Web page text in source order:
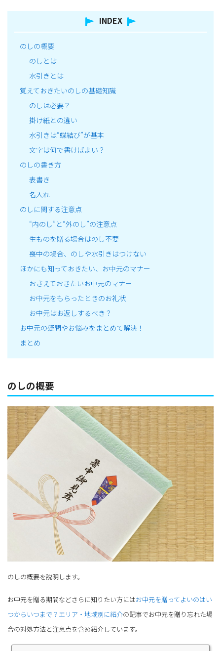
INDEX
のしの概要
のしとは
水引きとは
覚えておきたいのしの基礎知識
のしは必要？
掛け紙との違い
水引きは“蝶結び”が基本
文字は何で書けばよい？
のしの書き方
表書き
名入れ
のしに関する注意点
“内のし”と“外のし”の注意点
生ものを贈る場合はのし不要
喪中の場合、のしや水引きはつけない
ほかにも知っておきたい、お中元のマナー
おさえておきたいお中元のマナー
お中元をもらったときのお礼状
お中元はお返しするべき？
お中元の疑問やお悩みをまとめて解決！
まとめ
のしの概要
のしの概要を説明します。
お中元を贈る期間などさらに知りたい方にはお中元を贈ってよいのはい
つからいつまで？エリア・地域別に紹介の記事でお中元を贈り忘れた場
合の対処方法と注意点を含め紹介しています。